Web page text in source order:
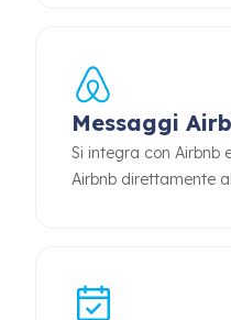
Messaggi
Si integra con Airbnb
Airbnb direttamente